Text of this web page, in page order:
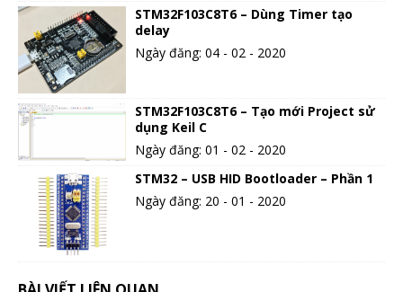
STM32F103C8T6 – Dùng Timer tạo
delay
Ngày đăng: 04 - 02 - 2020
STM32F103C8T6 – Tạo mới Project sử
dụng Keil C
Ngày đăng: 01 - 02 - 2020
STM32 – USB HID Bootloader – Phần 1
Ngày đăng: 20 - 01 - 2020